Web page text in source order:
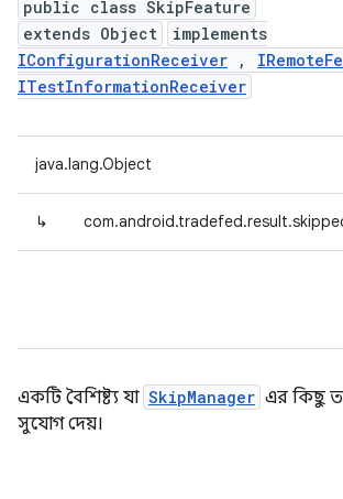
public class SkipFeature
extends Object
implements
IConfigurationReceiver ,
ITestInformationReceiver
java.lang.Object
↳
একটি বৈশিষ্ট্য যা SkipManager এর কিছু
সুযোগ দেয়।